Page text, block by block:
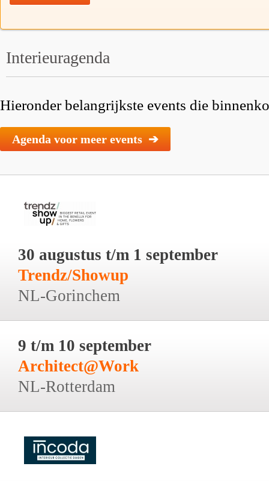
Interieuragenda
Hieronder belangrijkste events die
Agenda voor meer events ➔
30 augustus t/m 1 september
Trendz/Showup
NL-Gorinchem
9 t/m 10 september
Architect@Work
NL-Rotterdam